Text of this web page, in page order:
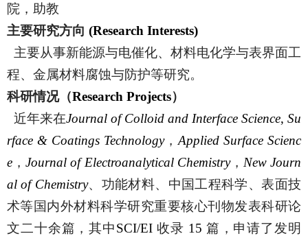
院，助教
主要研究方向 (Research Interests)
主要从事新能源与电催化、材料电化学与表界面工
程、金属材料腐蚀与防护等研究。
科研情况（Research Projects）
近年来在Journal of Colloid and Interface Science, Su
rface & Coatings Technology，Applied Surface Scienc
e ，Journal of Electroanalytical Chemistry， New Journ
al of Chemistry、功能材料、中国工程科学、表面技
术等国内外材料科学研究重要核心刊物发表科研论
文二十余篇，其中SCI/EI收录 15 篇，申请了发明